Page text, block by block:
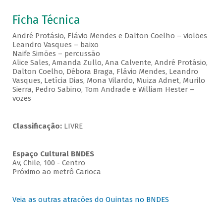
Ficha Técnica
André Protásio, Flávio Mendes e Dalton Coelho – violões
Leandro Vasques – baixo
Naife Simões – percussão
Alice Sales, Amanda Zullo, Ana Calvente, André Protásio,
Dalton Coelho, Débora Braga, Flávio Mendes, Leandro
Vasques, Letícia Dias, Mona Vilardo, Muiza Adnet, Murilo
Sierra, Pedro Sabino, Tom Andrade e William Hester –
vozes
Classificação: LIVRE
Espaço Cultural BNDES
Av, Chile, 100 - Centro
Próximo ao metrô Carioca
Veja as outras atrações do Quintas no BNDES